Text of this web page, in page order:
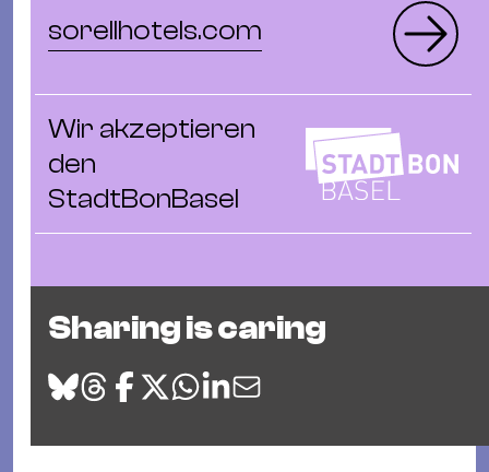
sorellhotels.com
Wir akzeptieren
den
StadtBonBasel
Sharing is caring